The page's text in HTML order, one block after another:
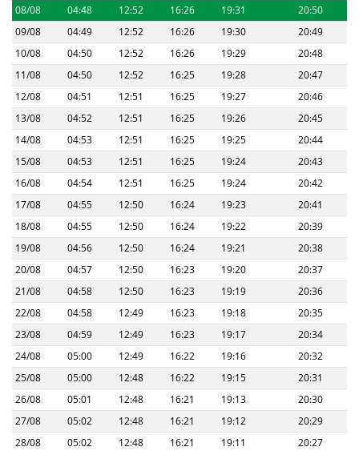
08/08
04:48 12:52 16:26 19:31
20:50
09/08
04:49 12:52 16:26 19:30
20:49
10/08
04:50 12:52 16:26 19:29
20:48
11/08
04:50 12:52 16:25 19:28
20:47
12/08
04:51 12:51 16:25 19:27
20:46
13/08
04:52 12:51 16:25 19:26
20:45
14/08
04:53 12:51 16:25 19:25
20:44
15/08
04:53 12:51 16:25 19:24
20:43
16/08
04:54 12:51 16:25 19:24
20:42
17/08
04:55 12:50 16:24 19:23
20:41
18/08
04:55 12:50 16:24 19:22
20:39
19/08
04:56 12:50 16:24 19:21
20:38
20/08
04:57 12:50 16:23 19:20
20:37
21/08
04:58 12:50 16:23 19:19
20:36
22/08
04:58 12:49 16:23 19:18
20:35
23/08
04:59 12:49 16:23 19:17
20:34
24/08
05:00 12:49 16:22 19:16
20:32
25/08
05:00 12:48 16:22 19:15
20:31
26/08
05:01 12:48 16:21 19:13
20:30
27/08
05:02 12:48 16:21 19:12
20:29
28/08
05:02 12:48 16:21 19:11
20:27